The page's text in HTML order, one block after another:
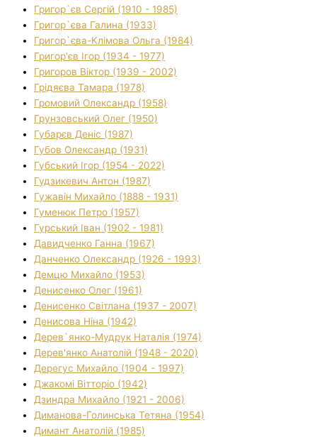
Григор`єв Сергій (1910 - 1985)
Григор`єва Галина (1933)
Григор`єва-Клімова Ольга (1984)
Григор'єв Ігор (1934 - 1977)
Григоров Віктор (1939 - 2002)
Грідяєва Тамара (1978)
Громовий Олександр (1958)
Грунзовський Олег (1950)
Губарєв Деніс (1987)
Губов Олександр (1931)
Губський Ігор (1954 - 2022)
Гудзикевич Антон (1987)
Гужавін Михайло (1888 - 1931)
Гуменюк Петро (1957)
Гурський Іван (1902 - 1981)
Давидченко Ганна (1967)
Данченко Олександр (1926 - 1993)
Демцю Михайло (1953)
Денисенко Олег (1961)
Денисенко Світлана (1937 - 2007)
Денисова Ніна (1942)
Дерев`янко-Мудрук Наталія (1974)
Дерев'янко Анатолій (1948 - 2020)
Дерегус Михайло (1904 - 1997)
Джакомі Вітторіо (1942)
Дзиндра Михайло (1921 - 2006)
Диманова-Голинська Тетяна (1954)
Димант Анатолій (1985)